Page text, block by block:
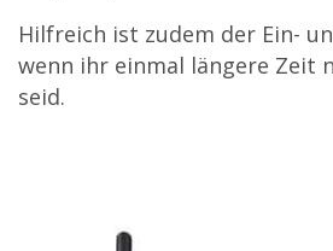
Hilfreich ist zudem der Ein-
wenn ihr einmal längere Zeit
seid.